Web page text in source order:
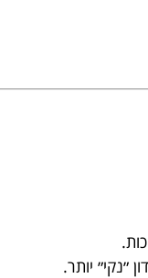
״נקי״ יותר.